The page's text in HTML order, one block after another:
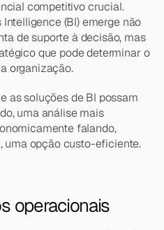
competitivo crucial.
(BI) emerge não
de suporte à decisão, mas
que pode determinar o
organização.
as soluções de BI possam
uma análise mais
falando,
uma opção custo-eficiente.
operacionais